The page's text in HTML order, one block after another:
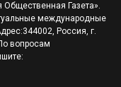
Газета».
международные
Россия, г.
вопросам